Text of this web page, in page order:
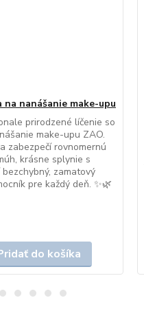
na nanášanie make-upu
prirodzené líčenie so
make-upu ZAO.
zabezpečí rovnomernú
krásne splynie s
zamatový
pre každý deň. ✨🌿
do košíka